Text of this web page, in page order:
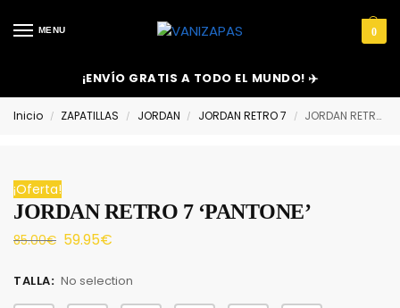
MENU 0
¡ENVÍO GRATIS A TODO EL MUNDO! ✈️
Inicio / ZAPATILLAS / JORDAN / JORDAN RETRO 7 / JORDAN RETRO 7 ‘PANTONE’
¡Oferta!
JORDAN RETRO 7 ‘PANTONE’
85.00€ 59.95€
TALLA: No selection